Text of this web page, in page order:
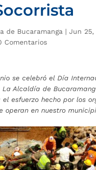
de Bucaramanga | Jun 25,
Comentarios
se celebró el Día
La Alcaldía de
esfuerzo hecho por los
operan en nuestro